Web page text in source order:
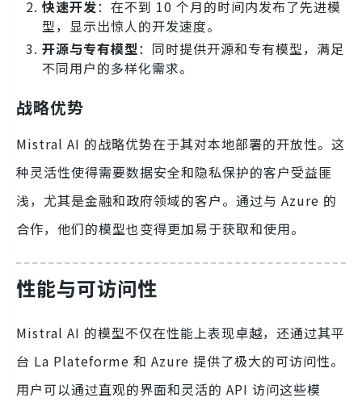
快速开发：在不到 10 个月的时间内发布了先进模
型，显示出惊人的开发速度。
开源与专有模型：同时提供开源和专有模型，满足
不同用户的多样化需求。
战略优势
Mistral AI 的战略优势在于其对本地部署的开放性。这
种灵活性使得需要数据安全和隐私保护的客户受益匪
浅，尤其是金融和政府领域的客户。通过与 Azure 的
合作，他们的模型也变得更加易于获取和使用。
性能与可访问性
Mistral AI 的模型不仅在性能上表现卓越，还通过其平
台 La Plateforme 和 Azure 提供了极大的可访问性。
用户可以通过直观的界面和灵活的 API 访问这些模